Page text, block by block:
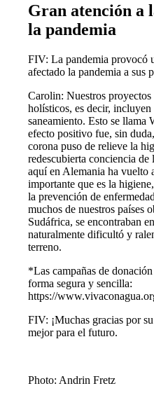
Gran atención a
la pandemia
FIV: La pandemia provocó
afectado la pandemia a sus
Carolin: Nuestros proyectos
holísticos, es decir,
saneamiento. Esto se llama
efecto positivo fue, sin
corona puso de relieve la
redescubierta conciencia
aquí en Alemania ha vuelto
importante que es la
la prevención de
muchos de nuestros países
Sudáfrica, se encontraban
naturalmente dificultó y
terreno.
*Las campañas de
forma segura y sencilla:
https://
FIV: ¡Muchas gracias por
mejor para el futuro.
Photo: Andrin Fretz